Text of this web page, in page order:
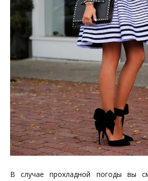
В случае прохладной погоды вы